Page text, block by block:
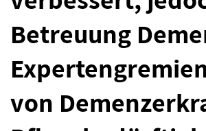
Betreuung
von